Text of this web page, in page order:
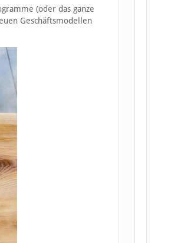
(oder das ganze
Geschäftsmodellen